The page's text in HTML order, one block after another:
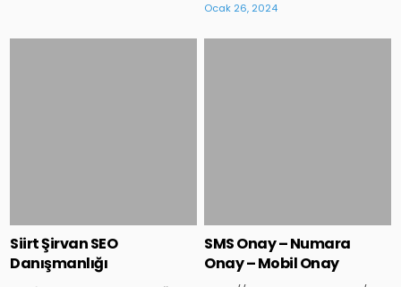
Ocak 26, 2024
Siirt Şirvan SEO
Danışmanlığı
SMS Onay – Numara
Onay – Mobil Onay